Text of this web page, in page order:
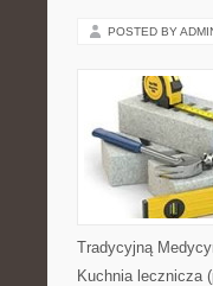
POSTED BY
Tradycyjną
Kuchnia lecznicza